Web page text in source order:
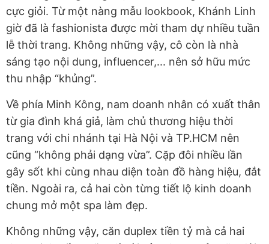
cực giỏi. Từ một nàng mẫu lookbook, Khánh Linh
giờ đã là fashionista được mời tham dự nhiều tuần
lễ thời trang. Không những vậy, cô còn là nhà
sáng tạo nội dung, influencer,... nên sở hữu mức
thu nhập “khủng”.
Về phía Minh Kông, nam doanh nhân có xuất thân
từ gia đình khá giả, làm chủ thương hiệu thời
trang với chi nhánh tại Hà Nội và TP.HCM nên
cũng “không phải dạng vừa”. Cặp đôi nhiều lần
gây sốt khi cùng nhau diện toàn đồ hàng hiệu, đắt
tiền. Ngoài ra, cả hai còn từng tiết lộ kinh doanh
chung mở một spa làm đẹp.
Không những vậy, căn duplex tiền tỷ mà cả hai